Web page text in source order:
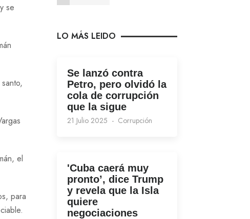
se
el
para
LO MÁS LEIDO
Se lanzó contra
Petro, pero olvidó la
cola de corrupción
que la sigue
21 Julio 2025 Corrupción
'Cuba caerá muy
pronto’, dice Trump
y revela que la Isla
quiere
negociaciones